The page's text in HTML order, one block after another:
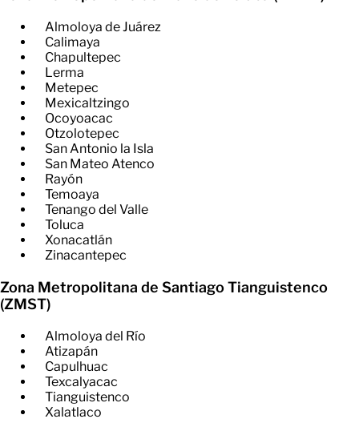
Almoloya de Juárez
Calimaya
Chapultepec
Lerma
Metepec
Mexicaltzingo
Ocoyoacac
Otzolotepec
San Antonio la Isla
San Mateo Atenco
Rayón
Temoaya
Tenango del Valle
Toluca
Xonacatlán
Zinacantepec
Zona Metropolitana de Santiago Tianguistenco
(ZMST)
Almoloya del Río
Atizapán
Capulhuac
Texcalyacac
Tianguistenco
Xalatlaco